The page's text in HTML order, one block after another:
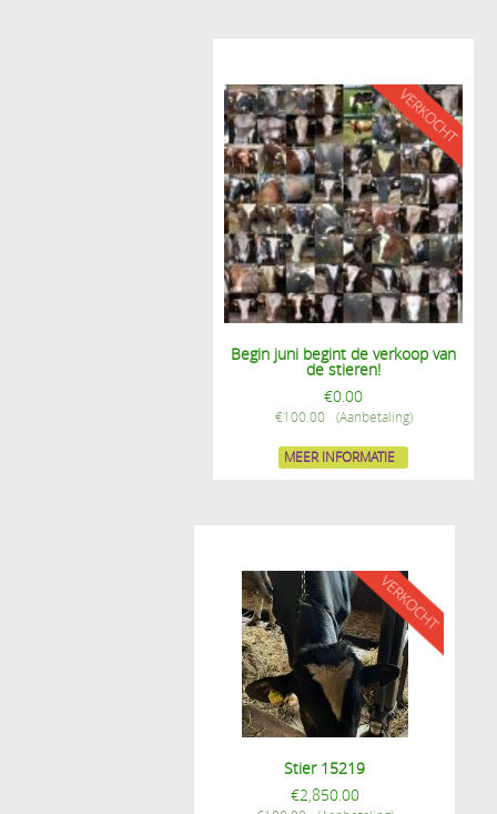
Begin juni begint de verkoop van
de stieren!
€0.00
€100.00
MEER INFORMATIE
Stier 15219
€2,850.00